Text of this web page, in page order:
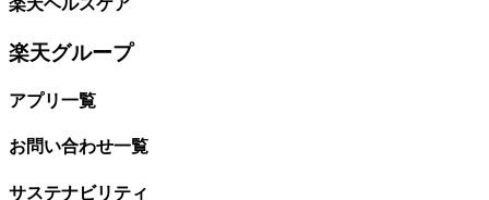
楽天グループ
アプリ一覧
お問い合わせ一覧
サステナビリティ